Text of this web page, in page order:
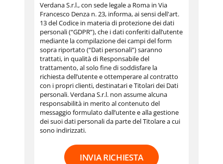
Verdana S.r.l., con sede legale a Roma in Via
Francesco Denza n. 23, informa, ai sensi dell'art.
13 del Codice in materia di protezione dei dati
personali (“GDPR”), che i dati conferiti dall’utente
mediante la compilazione dei campi del form
sopra riportato (“Dati personali”) saranno
trattati, in qualità di Responsabile del
trattamento, al solo fine di soddisfare la
richiesta dell’utente e ottemperare al contratto
con i propri clienti, destinatari e Titolari dei Dati
personali. Verdana S.r.l. non assume alcuna
responsabilità in merito al contenuto del
messaggio formulato dall’utente e alla gestione
dei suoi dati personali da parte del Titolare a cui
sono indirizzati.
INVIA RICHIESTA